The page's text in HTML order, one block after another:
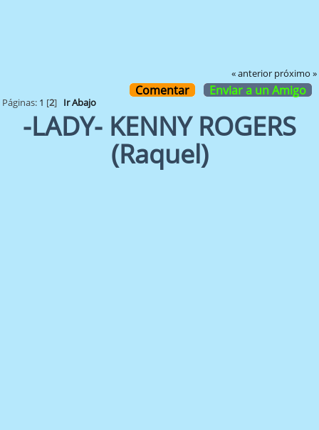
« anterior próximo »
Comentar Enviar a un Amigo
Páginas: 1 [2] Ir Abajo
-LADY- KENNY ROGERS
(Raquel)